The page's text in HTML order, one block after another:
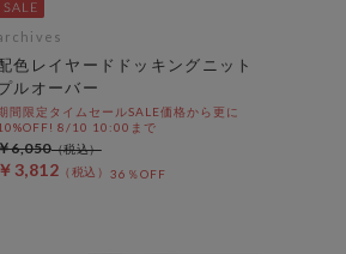
色レイヤードドッキングニット
ルオーバー
間限定タイムセールSALE価格から更に
8/10 10:00まで
￥3,812 36％OFF
6,050